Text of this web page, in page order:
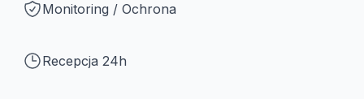
Monitoring / Ochrona
Recepcja 24h